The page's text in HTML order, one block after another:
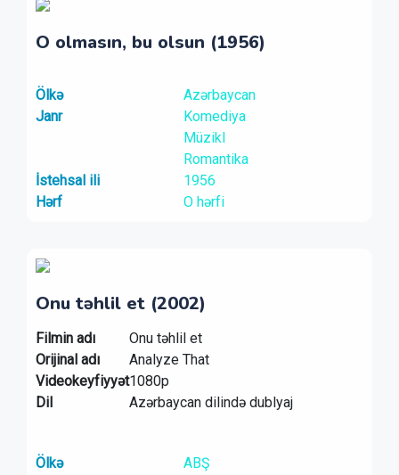
O olmasın, bu olsun (1956)
Ölkə
Azərbaycan
Janr
Komediya
Müzikl
Romantika
İstehsal ili
1956
Hərf
O hərfi
Onu təhlil et (2002)
Filmin adı
Onu təhlil et
Orijinal adı
Analyze That
Videokeyfiyyət1080p
Dil
Azərbaycan dilində dublyaj
Ölkə
ABŞ